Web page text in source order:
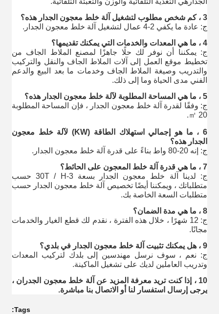
3 ، كم شخص مطلوب لتشغيل آلة خلط معجون الجدار هذه؟
ج: عادة ما يكفي 2-4 عمال لتشغيل آلة خلط معجون الجدار.
4 ، ما هي المعدات والخدمات التي يمكنك تقديمها؟
ج: يمكننا أن نوفر لك حلًا جاهزًا لمصنع الملاط الجاف من
تخطيط موقع العمل إلى آلات الملاط الجاف والنقل والتركيب
والتدريب وصيغة الملاط الجاف وخدمات ما بعد البيع والدعم
الفني مدى الحياة وما إلى ذلك.
5 ، ما هي المساحة المطلوبة لآلة خلط معجون الجدار هذه؟
ج: وفقًا لقدرة آلة خلط معجون الجدار ، فإن المساحة المطلوبة
20 ㎡.
6 ، ما هو إجمالي استهلاك الطاقة (KW) لآلة خلط معجون
الجدار هذه؟
ج: إنه 20-80 واط بناءً على قدرة آلة خلط معجون الجدار.
7 ، ما هي قدرة آلة خلط المعجون على الحائط؟
ج: لدينا آلة خلط معجون الجدار بسعة 3-30T / H حسب
متطلباتك ، ويمكننا أيضًا تخصيص آلة خلط معجون الجدار حسب
متطلبات السعة الخاصة بك.
8 ، ما هي مدة الضمان؟
ج: 12 شهرًا ، خلال هذه الفترة ، نقدم لك قطع الغيار والخدمات
مجانًا.
9 ، هل يمكنك تثبيت آلة خلط معجون الجدار في بلدي؟
ج: نعم ، سوف نرسل مهندسين إلى بلدك لتركيب المعدات
وتدريب العاملين لديك على تشغيل الماكينة.
10 ، إذا كنت تريد معرفة المزيد عن آلة خلط معجون الجدران ،
يرجى إرسال استفسار لنا أو الاتصال بنا مباشرة.
Tags: